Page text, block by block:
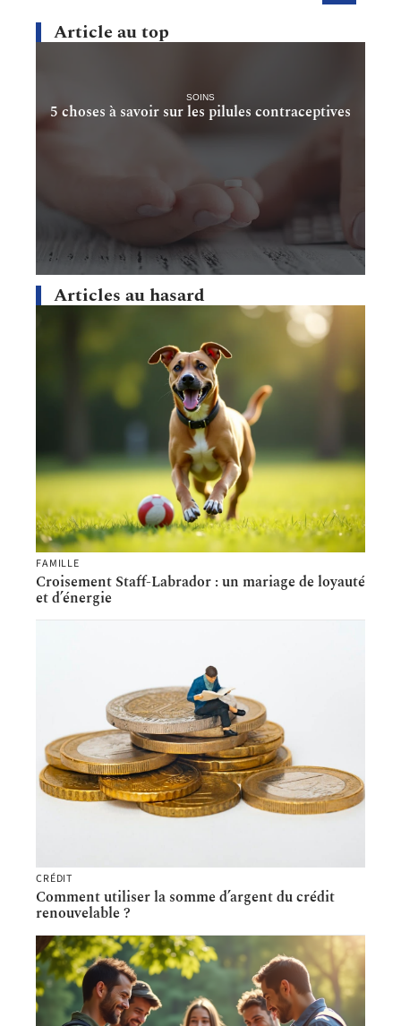
Article au top
SOINS
5 choses à savoir sur les pilules contraceptives
Articles au hasard
FAMILLE
Croisement Staff-Labrador : un mariage de loyauté
et d’énergie
CRÉDIT
Comment utiliser la somme d’argent du crédit
renouvelable ?